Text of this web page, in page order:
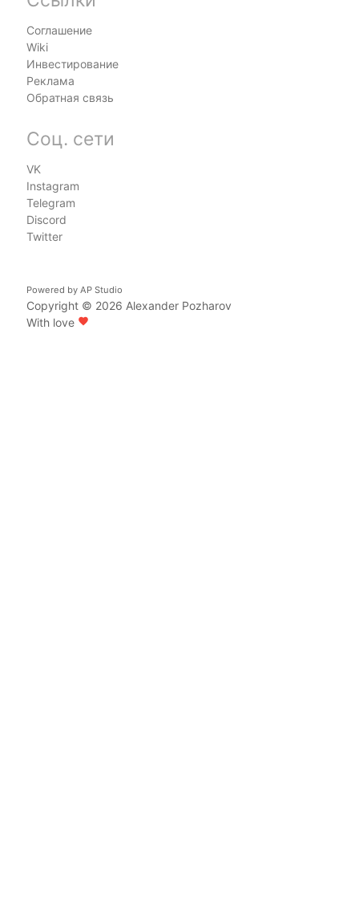
Соглашение
Wiki
Инвестирование
Реклама
Обратная связь
Соц. сети
VK
Instagram
Telegram
Discord
Twitter
Powered by AP Studio
Copyright © 2026 Alexander Pozharov
With love favorite